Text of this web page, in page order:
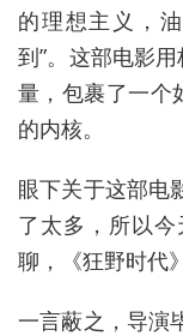
的理想主义，
到”。这部电影
量，包裹了一个
的内核。
眼下关于这部电
了太多，所以
聊，《狂野时代
一言蔽之，导演